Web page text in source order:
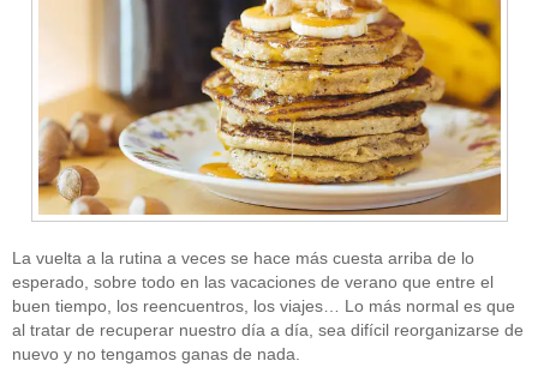
La vuelta a la rutina a veces se hace más cuesta arriba de lo
esperado, sobre todo en las vacaciones de verano que entre el
buen tiempo, los reencuentros, los viajes… Lo más normal es que
al tratar de recuperar nuestro día a día, sea difícil reorganizarse de
nuevo y no tengamos ganas de nada.